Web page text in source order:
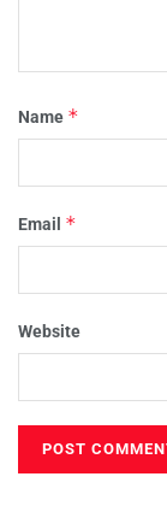
Name *
Email *
Website